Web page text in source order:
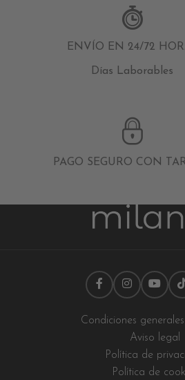
ENVÍO EN 24/72
Días Laborables
PAGO SEGURO CON
Condiciones
Aviso legal
Política de
Política de